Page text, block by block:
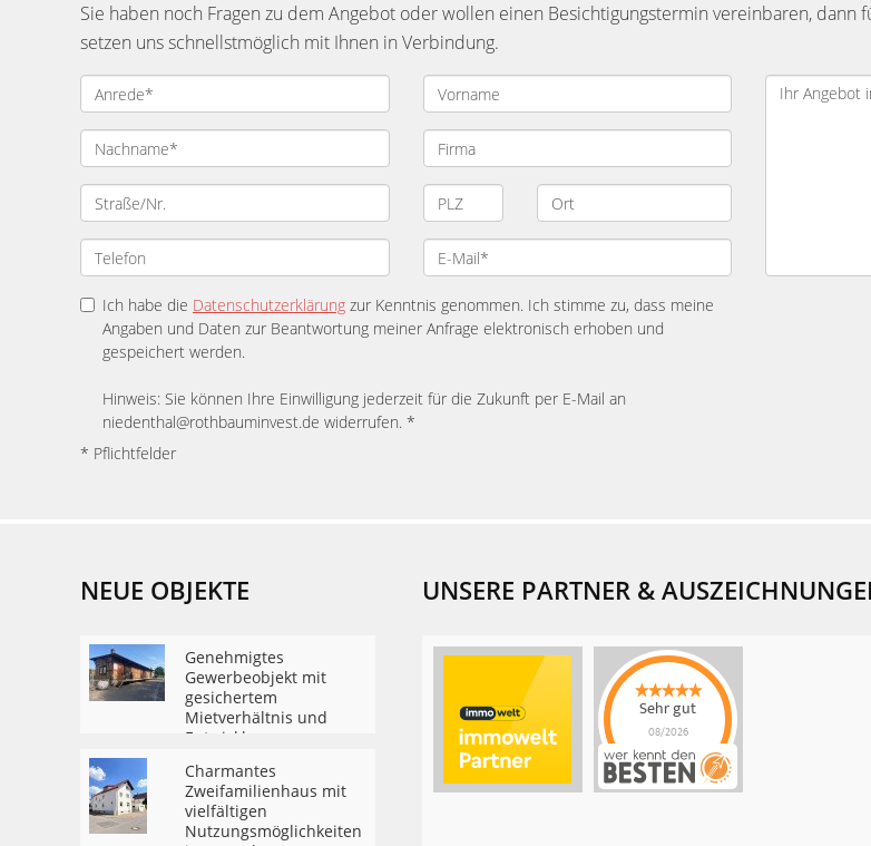
Sie haben noch Fragen zu dem Angebot oder wollen einen Besichtigungstermin vereinbaren,
setzen uns schnellstmöglich mit Ihnen in Verbindung.
Ich habe die Datenschutzerklärung zur Kenntnis genommen. Ich stimme zu, dass meine
Angaben und Daten zur Beantwortung meiner Anfrage elektronisch erhoben und
gespeichert werden.
Hinweis: Sie können Ihre Einwilligung jederzeit für die Zukunft per E-Mail an
niedenthal@rothbauminvest.de widerrufen. *
* Pflichtfelder
NEUE OBJEKTE
Genehmigtes
Gewerbeobjekt mit
gesichertem
Mietverhältnis und
Entwicklungsreserve
Charmantes
Zweifamilienhaus mit
vielfältigen
Nutzungsmöglichkeiten
UNSERE PARTNER &
Sehr gut
08/2026
Rothbaum Invest
hat4.9von5